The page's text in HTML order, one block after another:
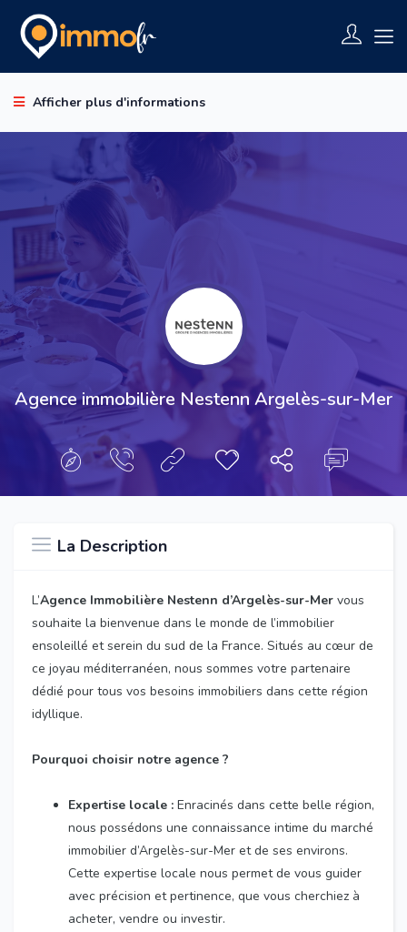
Afficher plus d'informations
Agence immobilière Nestenn Argelès-sur-Mer
La Description
L’Agence Immobilière Nestenn d’Argelès-sur-Mer vous
souhaite la bienvenue dans le monde de l’immobilier
ensoleillé et serein du sud de la France. Situés au cœur de
ce joyau méditerranéen, nous sommes votre partenaire
dédié pour tous vos besoins immobiliers dans cette région
idyllique.
Pourquoi choisir notre agence ?
Expertise locale : Enracinés dans cette belle région,
nous possédons une connaissance intime du marché
immobilier d’Argelès-sur-Mer et de ses environs.
Cette expertise locale nous permet de vous guider
avec précision et pertinence, que vous cherchiez à
acheter, vendre ou investir.